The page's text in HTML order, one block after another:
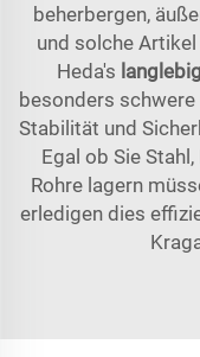
beherbergen,
und solche
Heda's
besonders schwere
Stabilität und
Egal ob Sie
Rohre lagern
erledigen dies